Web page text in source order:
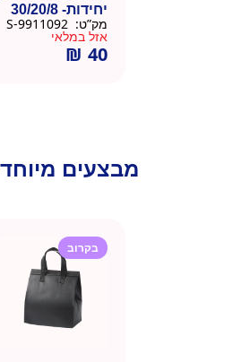
יחידות- 30/20/8
מק”ט:
אזל במלאי
₪ 40
מבצעים
בקרוב